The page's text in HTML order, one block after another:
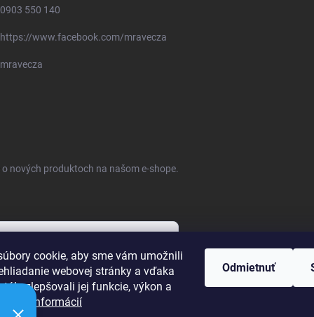
cookie, aby sme vám umožnili
webovej stránky a vďaka
zlepšovali jej funkcie, výkon a
Viac informácií
Odmietnuť
0903 550 140
https://www.facebook.com/mravecza
mravecza
nových produktoch na našom e-shope.
údajov